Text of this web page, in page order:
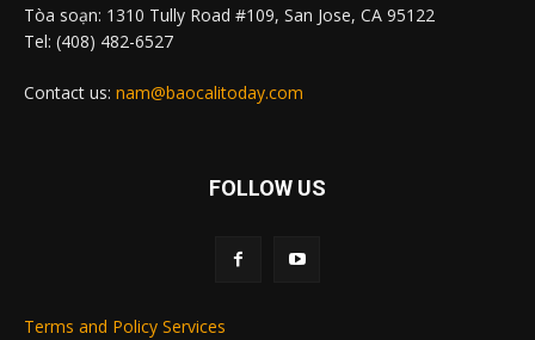
Tòa soạn: 1310 Tully Road #109, San Jose, CA 95122
Tel: (408) 482-6527
Contact us: nam@baocalitoday.com
FOLLOW US
Terms and Policy Services